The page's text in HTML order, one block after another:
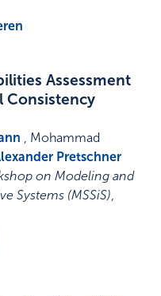
Assessment
Consistency
, Mohammad
Pretschner
on Modeling and
Systems (MSSiS),